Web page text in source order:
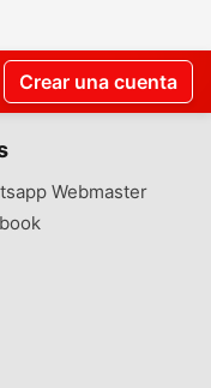
Crear una cuenta
Webmaster